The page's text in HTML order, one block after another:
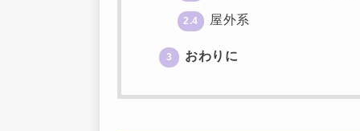
2.4 屋外系
3 おわりに